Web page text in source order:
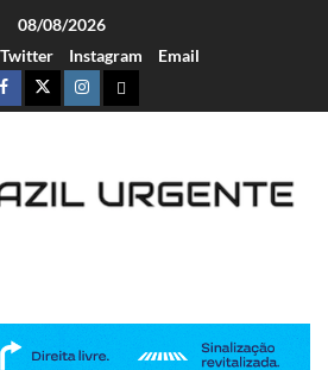
08/08/2026
Twitter Instagram Email